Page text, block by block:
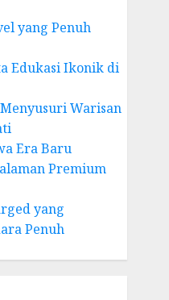
yang Penuh
Edukasi Ikonik di
Warisan
Era Baru
Premium
yang
Penuh